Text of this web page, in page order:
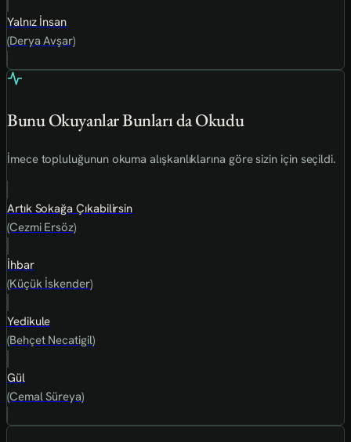
Yalnız İnsan
(Derya Avşar)
Bunu Okuyanlar Bunları da Okudu
İmece topluluğunun okuma alışkanlıklarına göre sizin için seçildi.
Artık Sokağa Çıkabilirsin
(Cezmi Ersöz)
İhbar
(Küçük İskender)
Yedikule
(Behçet Necatigil)
Gül
(Cemal Süreya)